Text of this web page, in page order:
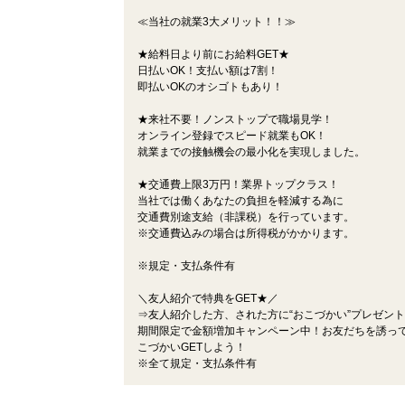
≪当社の就業3大メリット！！≫
★給料日より前にお給料GET★
日払いOK！支払い額は7割！
即払いOKのオシゴトもあり！
★来社不要！ノンストップで職場見学！
オンライン登録でスピード就業もOK！
就業までの接触機会の最小化を実現しました。
★交通費上限3万円！業界トップクラス！
当社では働くあなたの負担を軽減する為に
交通費別途支給（非課税）を行っています。
※交通費込みの場合は所得税がかかります。
※規定・支払条件有
＼友人紹介で特典をGET★／
⇒友人紹介した方、された方に“おこづかい”プレゼン
期間限定で金額増加キャンペーン中！お友だちを誘っ
こづかいGETしよう！
※全て規定・支払条件有